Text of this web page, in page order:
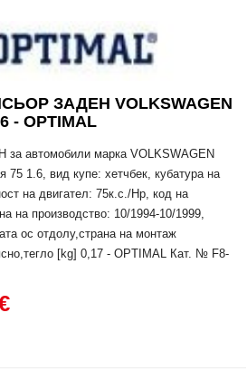
ЗАДЕН VOLKSWAGEN
- OPTIMAL
автомобили марка VOLKSWAGEN
1.6, вид купе: хетчбек, кубатура на
на двигател: 75к.с./Hp, код на
на производство: 10/1994-10/1999,
ос отдолу,страна на монтаж
[kg] 0,17 - OPTIMAL Кат. № F8-